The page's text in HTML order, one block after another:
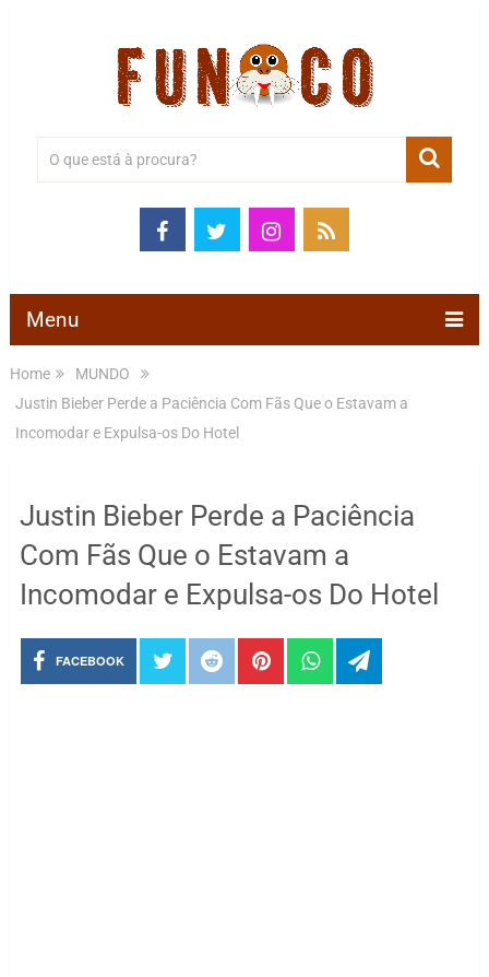
Menu
Home
MUNDO
Justin Bieber Perde a Paciência Com Fãs Que o Estavam a
Incomodar e Expulsa-os Do Hotel
Justin Bieber Perde a Paciência
Com Fãs Que o Estavam a
Incomodar e Expulsa-os Do Hotel
FACEBOOK